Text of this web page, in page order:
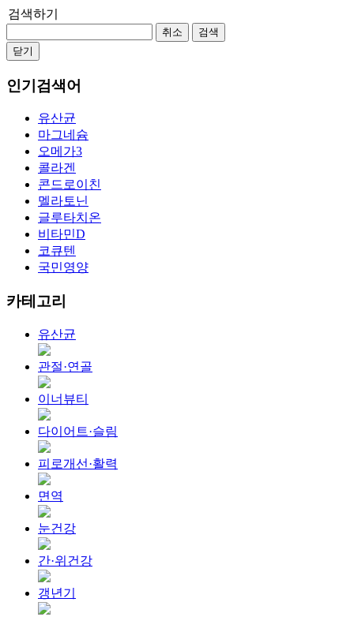
검색하기
취소
검색
닫기
인기검색어
유산균
마그네슘
오메가3
콜라겐
콘드로이친
멜라토닌
글루타치온
비타민D
코큐텐
국민영양
카테고리
유산균
관절·연골
이너뷰티
다이어트·슬림
피로개선·활력
면역
눈건강
간·위건강
갱년기